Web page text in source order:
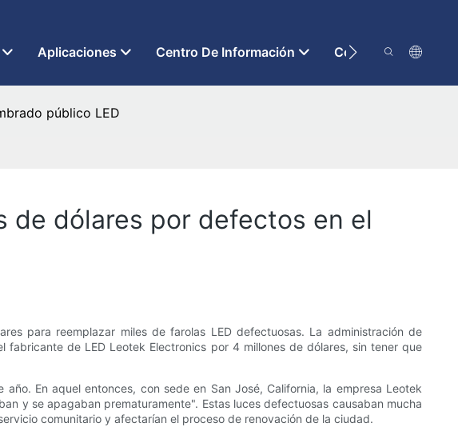
Aplicaciones Centro De Información Contáctenos
público LED
de dólares por defectos en el
para reemplazar miles de farolas LED defectuosas. La administración de
de LED Leotek Electronics por 4 millones de dólares, sin tener que
En aquel entonces, con sede en San José, California, la empresa Leotek
y se apagaban prematuramente". Estas luces defectuosas causaban mucha
comunitario y afectarían el proceso de renovación de la ciudad.